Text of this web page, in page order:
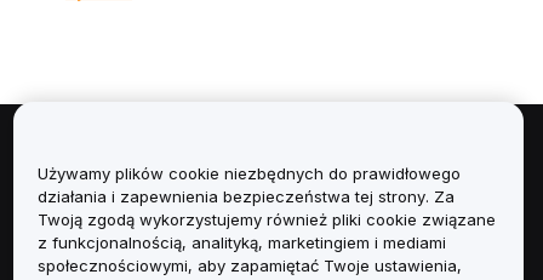
Informacje
Usługi
Używamy plików cookie niezbędnych do prawidłowego
działania i zapewnienia bezpieczeństwa tej strony. Za
Twoją zgodą wykorzystujemy również pliki cookie związane
z funkcjonalnością, analityką, marketingiem i mediami
społecznościowymi, aby zapamiętać Twoje ustawienia,